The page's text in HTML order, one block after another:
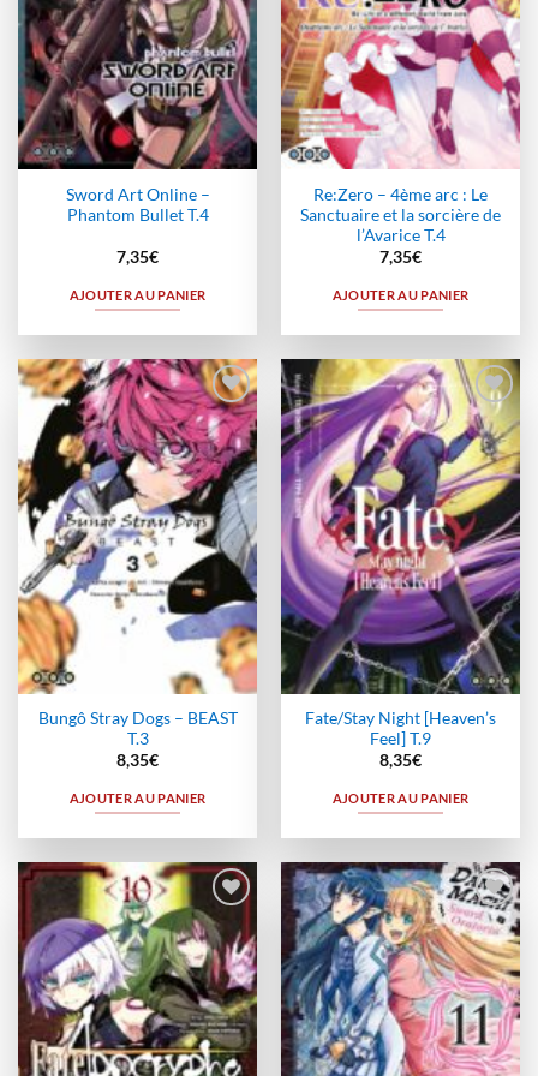
Sword Art Online –
Phantom Bullet T.4
7,35€
AJOUTER AU PANIER
Re:Zero – 4ème arc : Le
Sanctuaire et la sorcière de
l’Avarice T.4
7,35€
AJOUTER AU PANIER
Ajouter
à la
wishlist
Bungô Stray Dogs – BEAST
T.3
8,35€
AJOUTER AU PANIER
Ajouter
à la
wishlist
Fate/Stay Night [Heaven’s
Feel] T.9
8,35€
AJOUTER AU PANIER
Ajouter
à la
wishlist
Ajouter
à la
wishlist